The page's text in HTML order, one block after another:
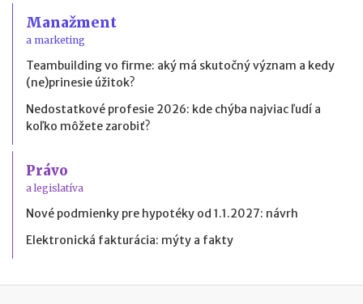
Manažment
a marketing
Teambuilding vo firme: aký má skutočný význam a kedy
(ne)prinesie úžitok?
Nedostatkové profesie 2026: kde chýba najviac ľudí a
koľko môžete zarobiť?
Právo
a legislatíva
Nové podmienky pre hypotéky od 1.1.2027: návrh
Elektronická fakturácia: mýty a fakty